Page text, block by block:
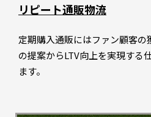
リピート通販物流
定期購入通販にはファン顧客の
の提案からLTV向上を実現する
ます。